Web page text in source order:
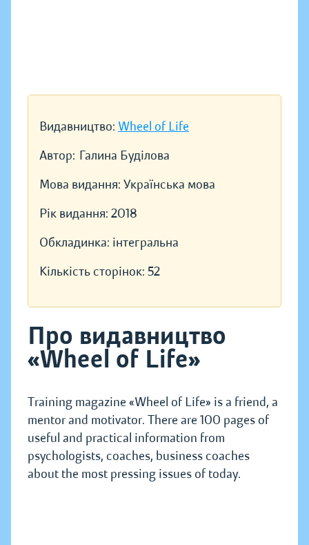
Видавництво: Wheel of Life
Автор: Галина Буділова
Мова видання: Українська мова
Рік видання: 2018
Обкладинка: інтегральна
Кількість сторінок: 52
Про видавництво
«Wheel of Life»
Training magazine «Wheel of Life» is a friend, a
mentor and motivator. There are 100 pages of
useful and practical information from
psychologists, coaches, business coaches
about the most pressing issues of today.